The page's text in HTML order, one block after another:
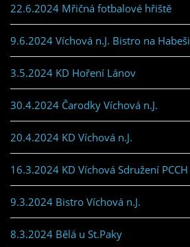
22.6.2024 Mřičná fotbalové hřiště
9.6.2024 Víchová n.J. Bistro na Habeši
3.5.2024 KD Hoření Lánov
30.4.2024 Čarodky Víchová n.J.
20.4.2024 KD Víchová n.J.
16.3.2024 KD Víchová Sdružení PCCH
9.3.2024 Bistro Víchová n.J.
8.3.2024 Bělá u St.Paky